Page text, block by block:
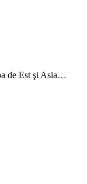
de Est şi Asia…